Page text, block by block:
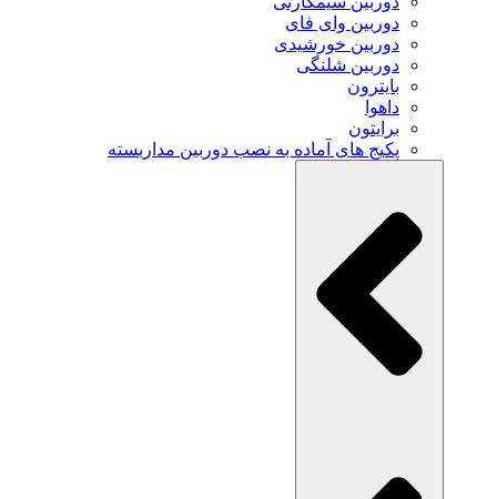
دوربین وای فای
دوربین خورشیدی
دوربین شلنگی
بایترون
داهوا
برایتون
پکیج های آماده به نصب دوربین مداربسته